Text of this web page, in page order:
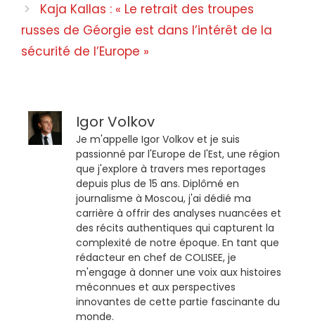
Kaja Kallas : « Le retrait des troupes
russes de Géorgie est dans l’intérêt de la
sécurité de l’Europe »
Igor Volkov
Je m'appelle Igor Volkov et je suis
passionné par l'Europe de l'Est, une région
que j'explore à travers mes reportages
depuis plus de 15 ans. Diplômé en
journalisme à Moscou, j'ai dédié ma
carrière à offrir des analyses nuancées et
des récits authentiques qui capturent la
complexité de notre époque. En tant que
rédacteur en chef de COLISEE, je
m'engage à donner une voix aux histoires
méconnues et aux perspectives
innovantes de cette partie fascinante du
monde.